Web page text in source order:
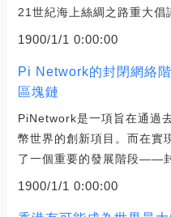
21世紀海上絲綢之路重大倡
1900/1/1 0:00:00
Pi Network的封閉網絡
區塊鏈
PiNetwork是一項旨在通過
幣世界的創新項目。而在實
了一個重要的發展階段——
1900/1/1 0:00:00